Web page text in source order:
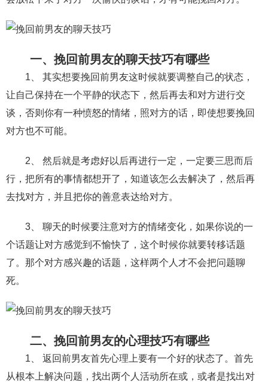
异地恋 气质 美妆 情感挽回
化妆 挽留前任 避孕 挽回男友 孕妇食谱
挽回老公 产检 家庭暴力 孕中期
产后恢复
产妇食谱 同性恋 交往
其他
一、挽回前男友的聊天技巧有哪些
1、 其实想要挽回前男友这时候就要调整自己的状态，
让自己保持在一个平静的状态下，然后再去和对方进行交
谈，否则你有一种愤怒的情绪，照对方的话，即使想要挽回
对方也不可能。
2、 然后就是考虑好以后再进行一定，一定要三思而后
行，把所有的事情都想开了，知道该怎么去解决了，然后再
去找对方，并且把你的善意表达给对方。
3、 聊天的时候要注意对方的情绪变化，如果你说的一
个话题让对方感觉到不愉快了，这个时候你就要转移话题
了。那个对方感兴趣的话题，这样两个人才不会把问题聊
死。
二、挽回前男友的心理技巧有哪些
1、 返回前男友首先心理上要有一个好的状态了。首先
从根本上解决问题，找出两个人活动所在或，或者是找出对